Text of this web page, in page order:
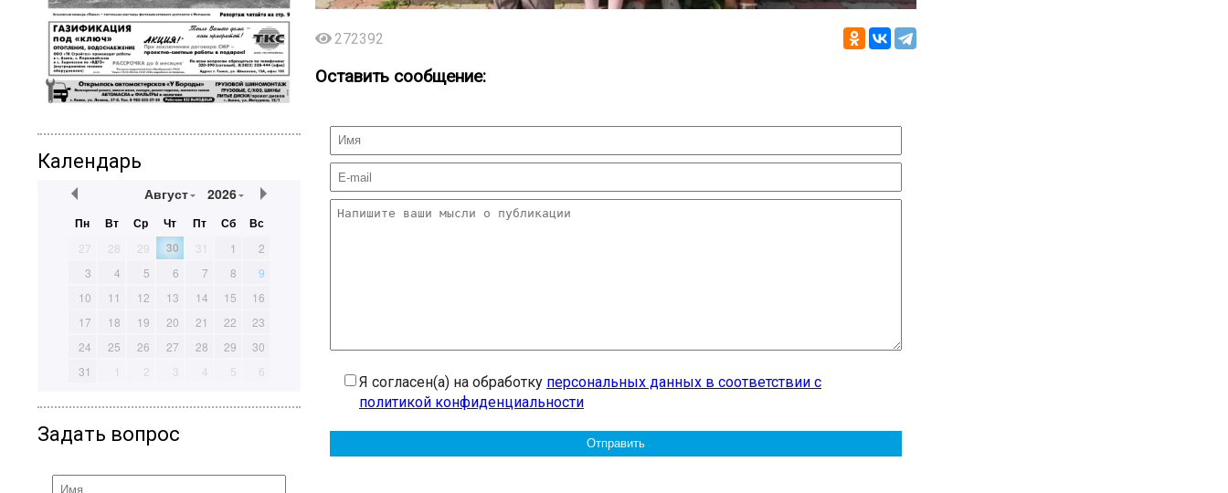
Календарь
Август 2026
Пн Вт Ср Чт Пт Сб Вс
27 28 29 30 31 1
2
3
4 5 6 7 8
9
10
11 12 13 14 15
16
17
18 19 20 21 22
23
24
25 26 27 28 29
30
31
1 2 3 4 5 6
Задать вопрос
272392
Оставить сообщение:
Я согласен(а) на обработку персональных данных в соответствии с
политикой конфиденциальности